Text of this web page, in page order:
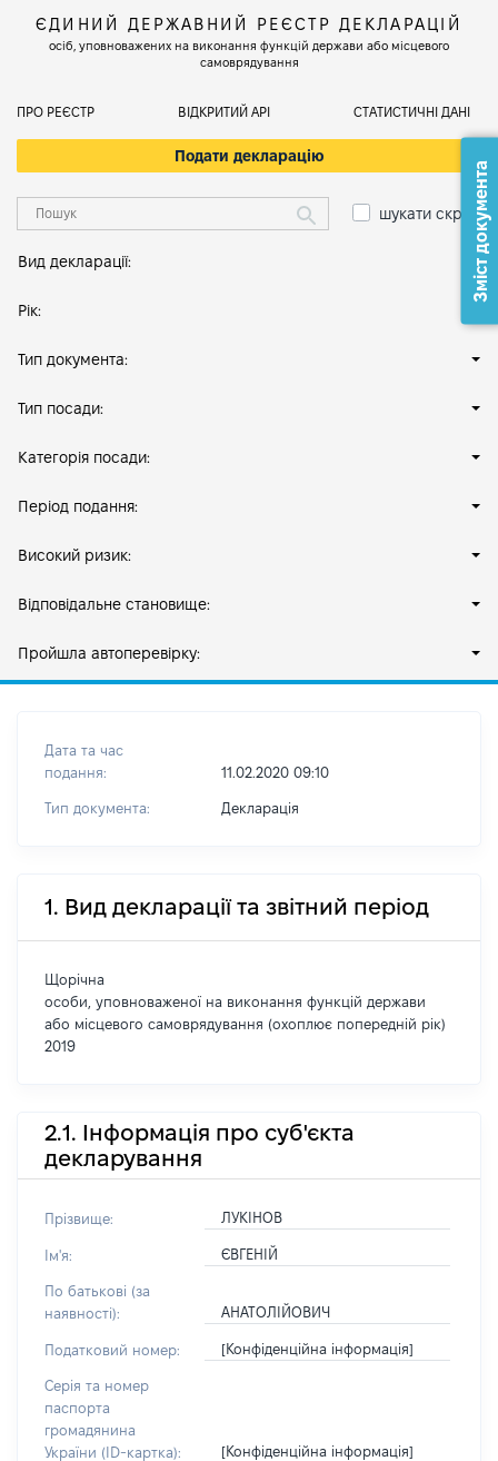
ЄДИНИЙ ДЕРЖАВНИЙ РЕЄСТР ДЕКЛАРАЦІЙ
осіб, уповноважених на виконання функцій держави або місцевого
самоврядування
ПРО РЕЄСТР ВІДКРИТИЙ АРІ СТАТИСТИЧНІ ДАНІ
Подати декларацію
шукати скрізь
Вид декларації:
Рік:
Тип документа:
Тип посади:
Категорія посади:
Період подання:
Високий ризик:
Відповідальне становище:
Пройшла автоперевірку:
Дата та час
подання:
11.02.2020 09:10
Тип документа: Декларація
1. Вид декларації та звітний період
Щорічна
особи, уповноваженої на виконання функцій держави
або місцевого самоврядування (охоплює попередній рік)
2019
2.1. Інформація про суб'єкта
декларування
Прізвище: ЛУКІНОВ
Ім'я: ЄВГЕНІЙ
По батькові (за
наявності):
АНАТОЛІЙОВИЧ
Податковий номер: [Конфіденційна інформація]
Серія та номер
паспорта
громадянина
України (ID-картка):
[Конфіденційна інформація]
Зміст документа